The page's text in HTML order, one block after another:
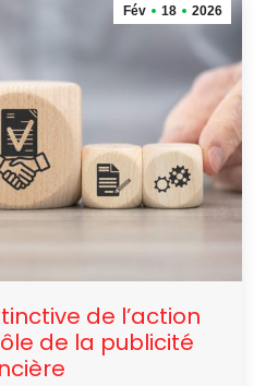
Fév 18 2026
de l’action
de la publicité